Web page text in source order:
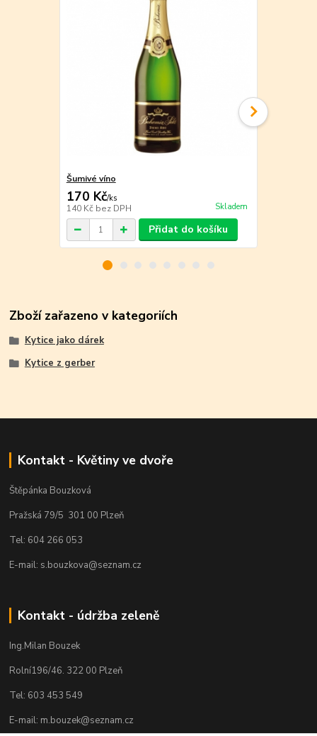
Šumivé víno
170 Kč/ks
140 Kč bez DPH Skladem
Přidat do košíku
Zboží zařazeno v kategoriích
Kytice jako dárek
Kytice z gerber
Kontakt - Květiny ve dvoře
Štěpánka Bouzková
Pražská 79/5 301 00 Plzeň
Tel: 604 266 053
E-mail: s.bouzkova@seznam.cz
Kontakt - údržba zeleně
Ing.Milan Bouzek
Rolní196/46. 322 00 Plzeň
Tel: 603 453 549
E-mail: m.bouzek@seznam.cz